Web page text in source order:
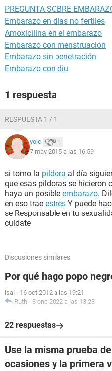
PREGUNTA SOBRE
Embarazo en días no fertiles
Amoxicilina en el embarazo
Embarazo con menstruación
Embarazo sin penetración
Embarazo con diu
1 respuesta
RESPUESTA 1 / 1
yolc 1
7 may 2015 a las 16:59
si tomo la pildora al día
que esas pildoras se hicieron
haya un posible embarazo.
en eso trae estres Y puede
se Responsable en tu
cuídate
Discusiones similares
Por qué hago popo
isai - 16 oct 2012 a las 19:21
Ruth - 3 ene 2022 a las 13:23
22 respuestas
Use la misma prueba
ocasiones y la primera